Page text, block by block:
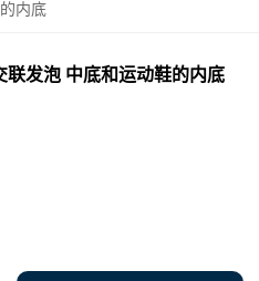
内底
联发泡 中底和运动鞋的内底